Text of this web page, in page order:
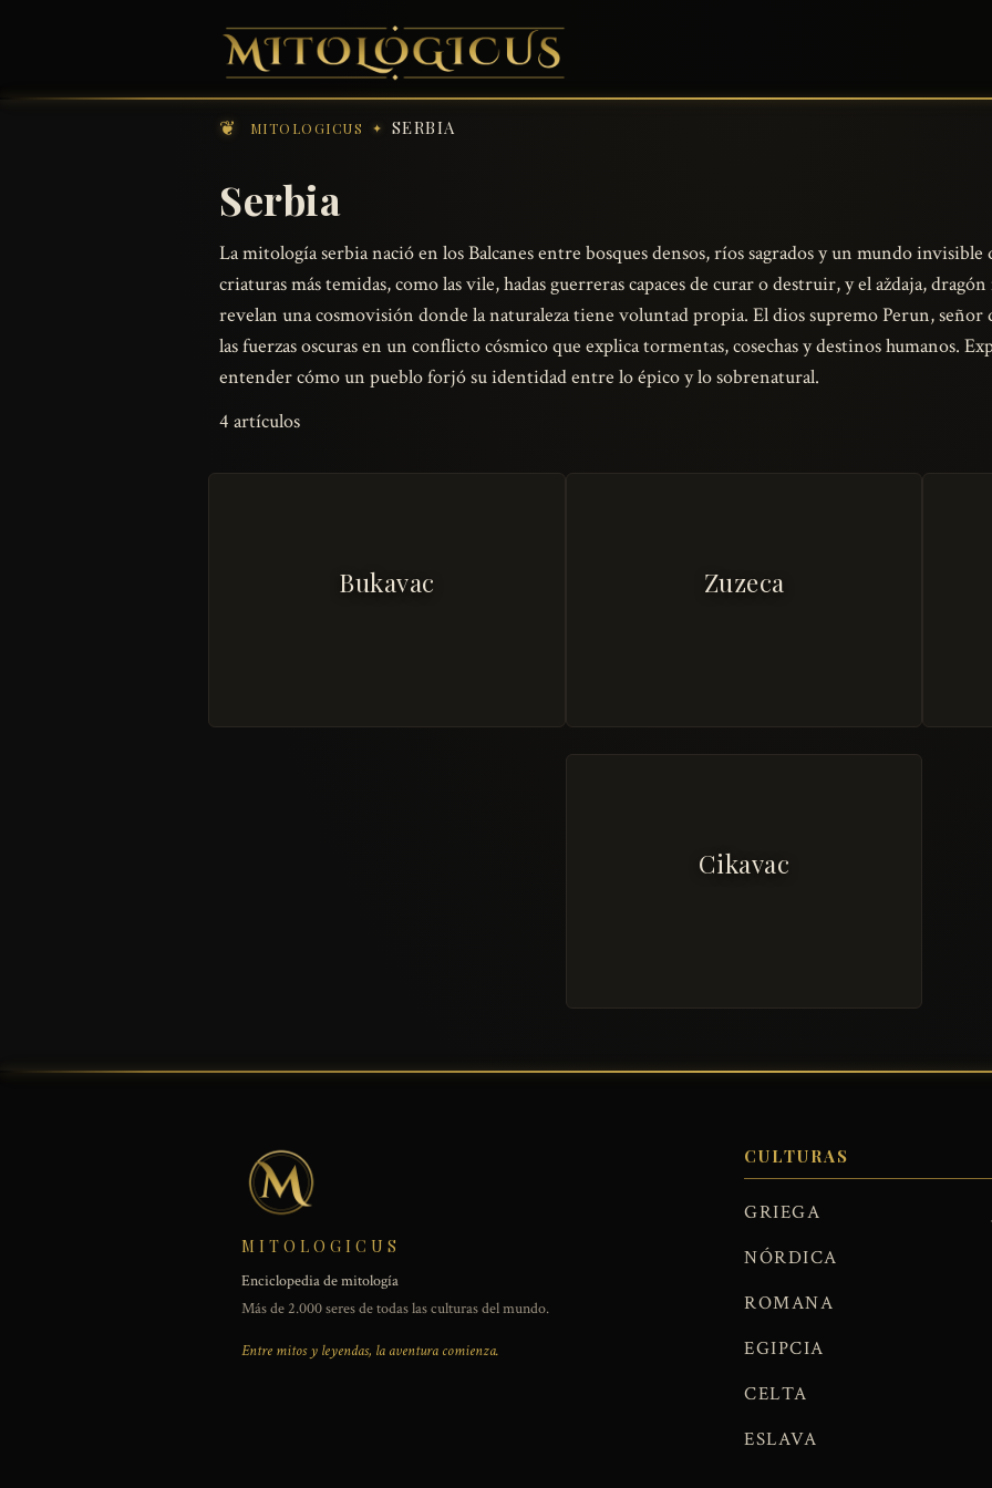
MITOLOGICUS SERBIA
Serbia
La mitología serbia nació en los Balcanes entre bosques densos, ríos sagrados y un mundo
criaturas más temidas, como las vile, hadas guerreras capaces de curar o destruir, y el aždaja,
revelan una cosmovisión donde la naturaleza tiene voluntad propia. El dios supremo Perun,
las fuerzas oscuras en un conflicto cósmico que explica tormentas, cosechas y destinos humanos.
entender cómo un pueblo forjó su identidad entre lo épico y lo sobrenatural.
4 artículos
Bukavac Zuzeca
Cikavac
MITOLOGICUS
Enciclopedia de mitología
Más de 2.000 seres de todas las culturas del mundo.
Entre mitos y leyendas, la aventura comienza.
CULTURAS
GRIEGA
NÓRDICA
ROMANA
EGIPCIA
CELTA
ESLAVA